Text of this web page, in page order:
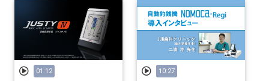
01:12 10:27